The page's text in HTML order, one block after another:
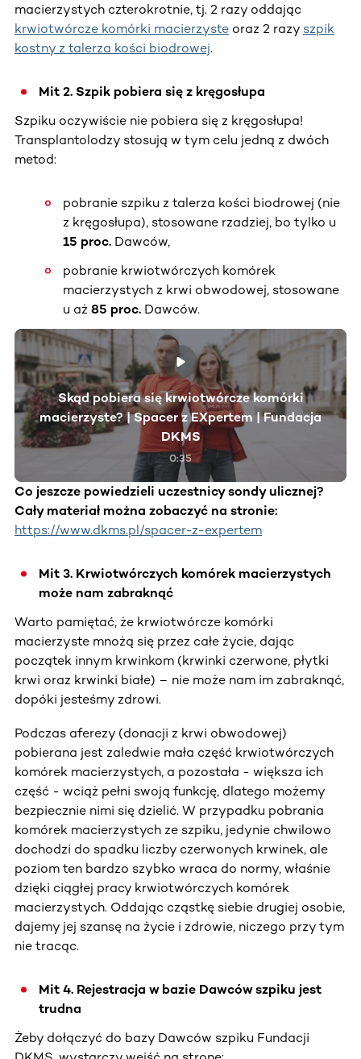
macierzystych czterokrotnie, tj. 2 razy oddając
krwiotwórcze komórki macierzyste oraz 2 razy szpik
kostny z talerza kości biodrowej.
Mit 2. Szpik pobiera się z kręgosłupa
Szpiku oczywiście nie pobiera się z kręgosłupa!
Transplantolodzy stosują w tym celu jedną z dwóch
metod:
pobranie szpiku z talerza kości biodrowej (nie
z kręgosłupa), stosowane rzadziej, bo tylko u
15 proc. Dawców,
pobranie krwiotwórczych komórek
macierzystych z krwi obwodowej, stosowane
u aż 85 proc. Dawców.
Skąd pobiera się krwiotwórcze komórki
macierzyste? | Spacer z EXpertem | Fundacja
DKMS
0:35
Co jeszcze powiedzieli uczestnicy sondy ulicznej?
Cały materiał można zobaczyć na stronie:
https://www.dkms.pl/spacer-z-expertem
Mit 3. Krwiotwórczych komórek macierzystych
może nam zabraknąć
Warto pamiętać, że krwiotwórcze komórki
macierzyste mnożą się przez całe życie, dając
początek innym krwinkom (krwinki czerwone, płytki
krwi oraz krwinki białe) – nie może nam im zabraknąć,
dopóki jesteśmy zdrowi.
Podczas aferezy (donacji z krwi obwodowej)
pobierana jest zaledwie mała część krwiotwórczych
komórek macierzystych, a pozostała - większa ich
część - wciąż pełni swoją funkcję, dlatego możemy
bezpiecznie nimi się dzielić. W przypadku pobrania
komórek macierzystych ze szpiku, jedynie chwilowo
dochodzi do spadku liczby czerwonych krwinek, ale
poziom ten bardzo szybko wraca do normy, właśnie
dzięki ciągłej pracy krwiotwórczych komórek
macierzystych. Oddając cząstkę siebie drugiej osobie,
dajemy jej szansę na życie i zdrowie, niczego przy tym
nie tracąc.
Mit 4. Rejestracja w bazie Dawców szpiku jest
trudna
Żeby dołączyć do bazy Dawców szpiku Fundacji